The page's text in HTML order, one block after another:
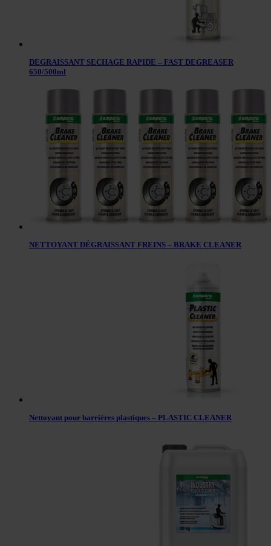
DEGRAISSANT SECHAGE RAPIDE – FAST DEGREASER
650/500ml
NETTOYANT DÉGRAISSANT FREINS – BRAKE CLEANER
Nettoyant pour barrières plastiques – PLASTIC CLEANER